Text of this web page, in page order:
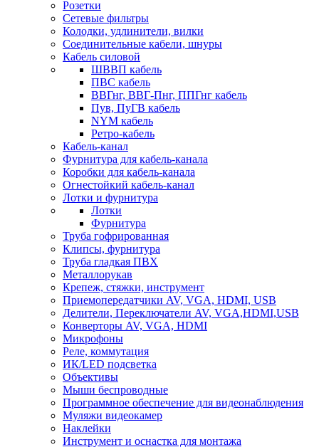
Розетки
Сетевые фильтры
Колодки, удлинители, вилки
Соединительные кабели, шнуры
Кабель силовой
ШВВП кабель
ПВС кабель
ВВГнг, ВВГ-Пнг, ППГнг кабель
Пув, ПуГВ кабель
NYM кабель
Ретро-кабель
Кабель-канал
Фурнитура для кабель-канала
Коробки для кабель-канала
Огнестойкий кабель-канал
Лотки и фурнитура
Лотки
Фурнитура
Труба гофрированная
Клипсы, фурнитура
Труба гладкая ПВХ
Металлорукав
Крепеж, стяжки, инструмент
Приемопередатчики AV, VGA, HDMI, USB
Делители, Переключатели AV, VGA,HDMI,USB
Конверторы AV, VGA, HDMI
Микрофоны
Реле, коммутация
ИК/LED подсветка
Объективы
Мыши беспроводные
Программное обеспечение для видеонаблюдения
Муляжи видеокамер
Наклейки
Инструмент и оснастка для монтажа